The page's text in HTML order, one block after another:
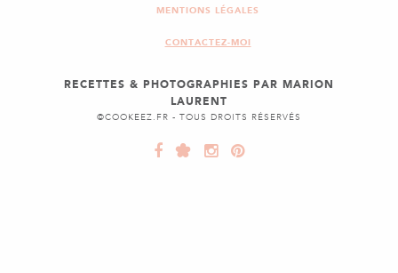
MENTIONS LÉGALES
CONTACTEZ-MOI
RECETTES & PHOTOGRAPHIES PAR MARION
LAURENT
©COOKEEZ.FR - TOUS DROITS RÉSERVÉS